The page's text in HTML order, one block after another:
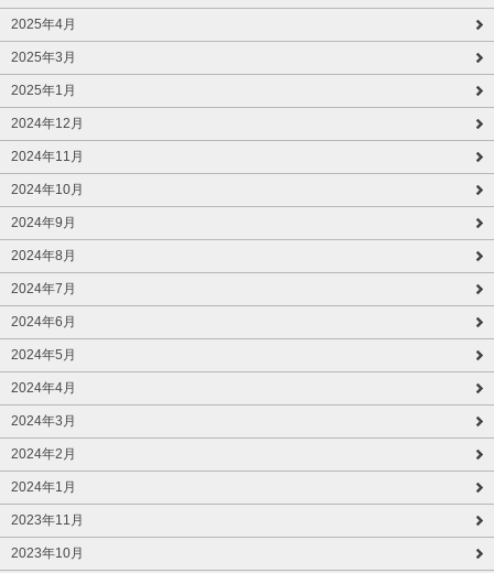
2025年4月
2025年3月
2025年1月
2024年12月
2024年11月
2024年10月
2024年9月
2024年8月
2024年7月
2024年6月
2024年5月
2024年4月
2024年3月
2024年2月
2024年1月
2023年11月
2023年10月